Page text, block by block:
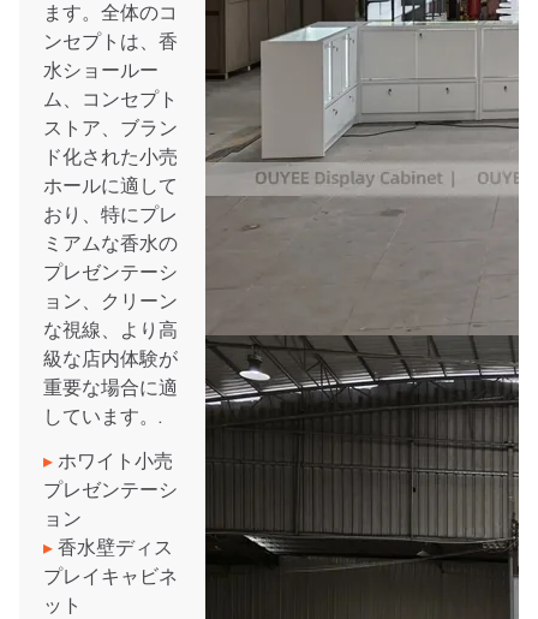
ます。全体のコ
ンセプトは、香
水ショールー
ム、コンセプト
ストア、ブラン
ド化された小売
ホールに適して
おり、特にプレ
ミアムな香水の
プレゼンテーシ
ョン、クリーン
な視線、より高
級な店内体験が
重要な場合に適
しています。.
▸ ホワイト小売
プレゼンテーシ
ョン
▸ 香水壁ディス
プレイキャビネ
ット